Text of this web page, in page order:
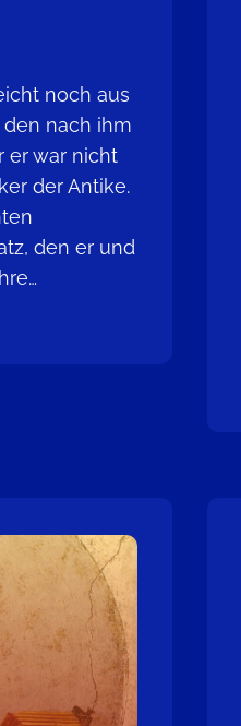
noch aus
nach ihm
er war nicht
der Antike.
den er und